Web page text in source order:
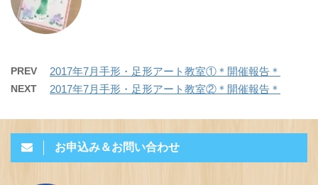
PREV 2017年7月手形・足形アート教室①＊開催報告＊
NEXT 2017年7月手形・足形アート教室②＊開催報告＊
お申込み＆お問い合わせ